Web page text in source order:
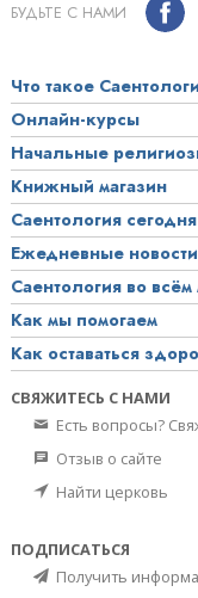
БУДЬТЕ С НАМИ
Что такое
Онлайн-курсы
Начальные
Книжный магазин
Саентология сегодня
Ежедневные новости
Саентология во
Как мы помогаем
Как оставаться
СВЯЖИТЕСЬ С НАМИ
Есть вопросы?
Отзыв о сайте
Найти церковь
ПОДПИСАТЬСЯ
Получить